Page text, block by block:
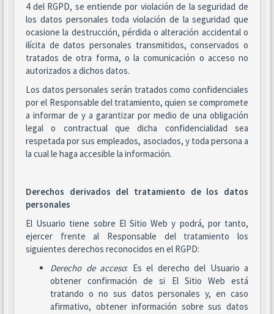
4 del RGPD, se entiende por violación de la seguridad de
los datos personales toda violación de la seguridad que
ocasione la destrucción, pérdida o alteración accidental o
ilícita de datos personales transmitidos, conservados o
tratados de otra forma, o la comunicación o acceso no
autorizados a dichos datos.
Los datos personales serán tratados como confidenciales
por el Responsable del tratamiento, quien se compromete
a informar de y a garantizar por medio de una obligación
legal o contractual que dicha confidencialidad sea
respetada por sus empleados, asociados, y toda persona a
la cual le haga accesible la información.
Derechos derivados del tratamiento de los datos
personales
El Usuario tiene sobre El Sitio Web y podrá, por tanto,
ejercer frente al Responsable del tratamiento los
siguientes derechos reconocidos en el RGPD:
Derecho de acceso: Es el derecho del Usuario a
obtener confirmación de si El Sitio Web está
tratando o no sus datos personales y, en caso
afirmativo, obtener información sobre sus datos